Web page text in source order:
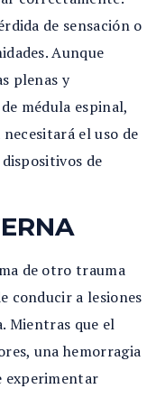
de sensación o
Aunque
plenas y
médula espinal,
el uso de
de
de otro trauma
conducir a lesiones
Mientras que el
una hemorragia
experimentar